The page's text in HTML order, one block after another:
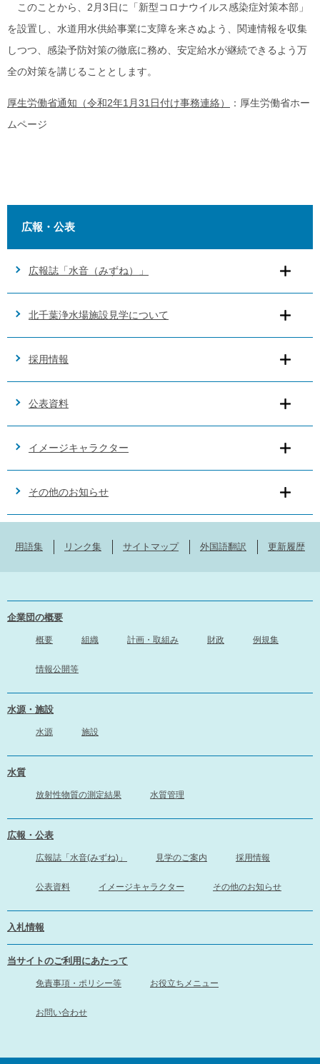
このことから、2月3日に「新型コロナウイルス感染症対策本部」
を設置し、水道用水供給事業に支障を来さぬよう、関連情報を収集
しつつ、感染予防対策の徹底に務め、安定給水が継続できるよう万
全の対策を講じることとします。
厚生労働省通知（令和2年1月31日付け事務連絡）
：厚生労働省ホー
ムページ
広報・公表
広報誌「水音（みずね）」
北千葉浄水場施設見学について
採用情報
公表資料
イメージキャラクター
その他のお知らせ
用語集 リンク集 サイトマップ 外国語翻訳 更新履歴
企業団の概要
概要 組織 計画・取組み 財政 例規集
情報公開等
水源・施設
水源 施設
水質
放射性物質の測定結果 水質管理
広報・公表
広報誌「水音(みずね)」 見学のご案内 採用情報
公表資料 イメージキャラクター その他のお知らせ
入札情報
当サイトのご利用にあたって
免責事項・ポリシー等 お役立ちメニュー
お問い合わせ